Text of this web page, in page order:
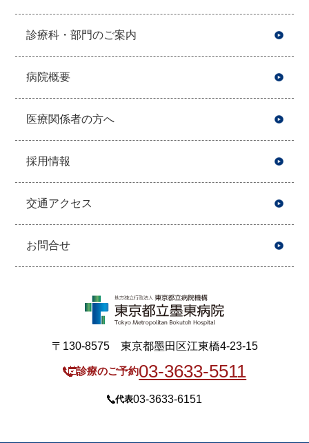
診療科・部門のご案内
病院概要
医療関係者の方へ
採用情報
交通アクセス
お問合せ
〒130-8575 東京都墨田区江東橋4-23-15
診療のご予約03-3633-5511
代表03-3633-6151